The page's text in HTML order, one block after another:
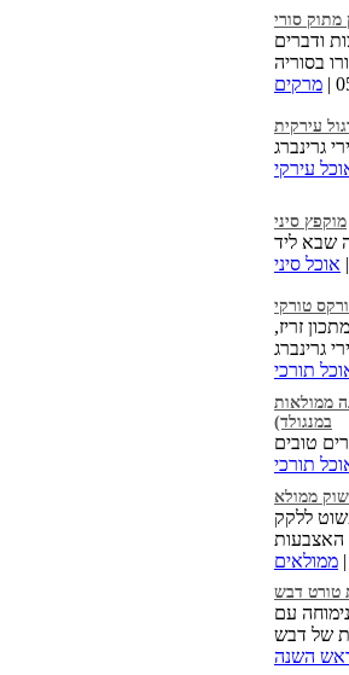
סורי
ודברים
מרקים
עירקית
עירקי
מוקפץ סיני
אוכל סיני
טורקי
זריז,
תורכי
ממולאות
במנגולד)
תורכי
ממולא
ללקק
ממולאים
טורט דבש
עם
השנה